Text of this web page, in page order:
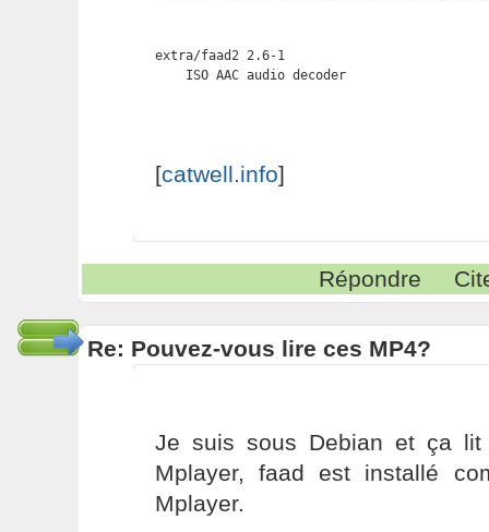
extra/faad2 2.6-1
    ISO AAC audio decoder
[catwell.info]
Répondre
Re: Pouvez-vous lire ces MP4?
Je suis sous Debian et ça lit
Mplayer, faad est installé
Mplayer.